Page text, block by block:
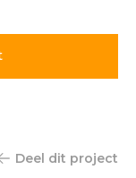
Deel dit project